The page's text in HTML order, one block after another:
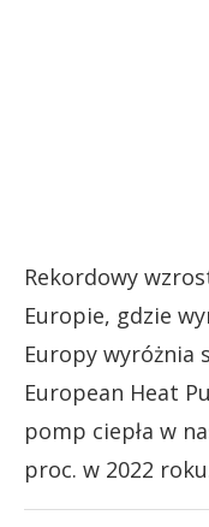
Rekordowy
Europie, gdzie
Europy wyróżnia
European Heat
pomp ciepła w
proc. w 2022